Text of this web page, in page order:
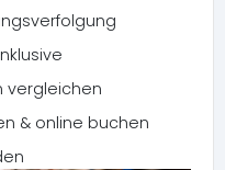
vergleichen
& online buchen